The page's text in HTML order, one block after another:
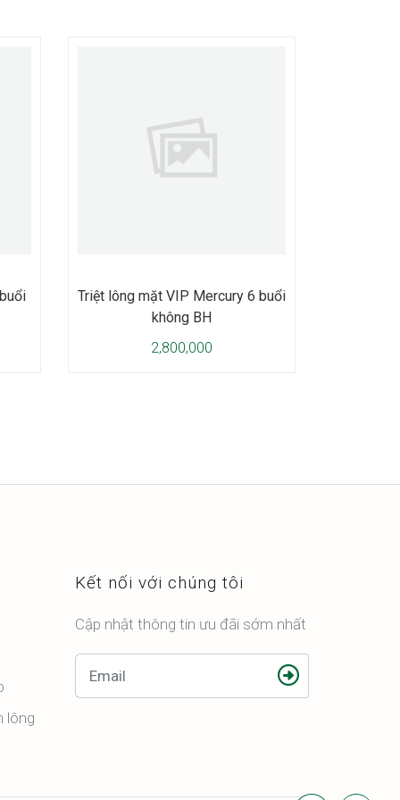
Triệt lông mặt VIP Mercury 6 buổi
không BH
2,800,000
lông
Kết nối với chúng tôi
Cập nhật thông tin ưu đãi sớm nhất